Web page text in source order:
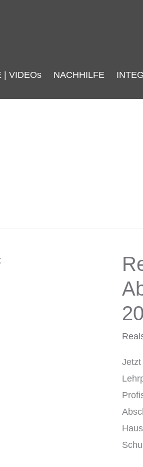
| VIDEOs NACHHILFE
Jetzt